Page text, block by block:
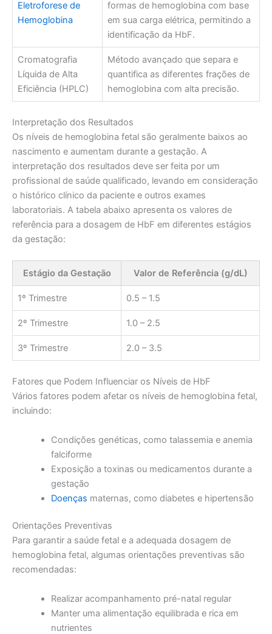
Eletroforese de
Hemoglobina
formas de hemoglobina com base
em sua carga elétrica, permitindo a
identificação da HbF.
Cromatografia
Líquida de Alta
Eficiência (HPLC)
Método avançado que separa e
quantifica as diferentes frações de
hemoglobina com alta precisão.
Interpretação dos Resultados
Os níveis de hemoglobina fetal são geralmente baixos ao
nascimento e aumentam durante a gestação. A
interpretação dos resultados deve ser feita por um
profissional de saúde qualificado, levando em consideração
o histórico clínico da paciente e outros exames
laboratoriais. A tabela abaixo apresenta os valores de
referência para a dosagem de HbF em diferentes estágios
da gestação:
Estágio da Gestação Valor de Referência (g/dL)
1º Trimestre 0.5 – 1.5
2º Trimestre 1.0 – 2.5
3º Trimestre 2.0 – 3.5
Fatores que Podem Influenciar os Níveis de HbF
Vários fatores podem afetar os níveis de hemoglobina fetal,
incluindo:
Condições genéticas, como talassemia e anemia
falciforme
Exposição a toxinas ou medicamentos durante a
gestação
Doenças maternas, como diabetes e hipertensão
Orientações Preventivas
Para garantir a saúde fetal e a adequada dosagem de
hemoglobina fetal, algumas orientações preventivas são
recomendadas:
Realizar acompanhamento pré-natal regular
Manter uma alimentação equilibrada e rica em
nutrientes